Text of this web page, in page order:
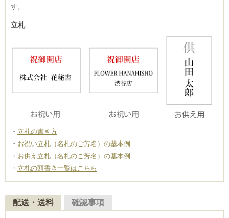
す。
立札
立札の書き方
お祝い立札（名札のご芳名）の基本例
お供え立札（名札のご芳名）の基本例
立札の頭書き一覧はこちら
配送・送料 確認事項